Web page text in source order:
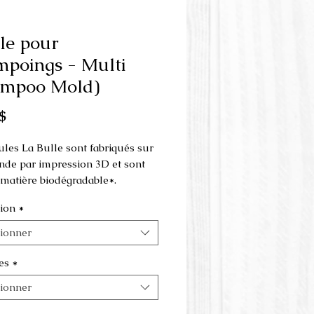
pour
- Multi
Mold)
Prix
La Bulle sont fabriqués sur
par impression 3D et sont
biodégradable*.
multiple est fait en 3 parties
comme presse à la main
peuvent varier selon le
*
*